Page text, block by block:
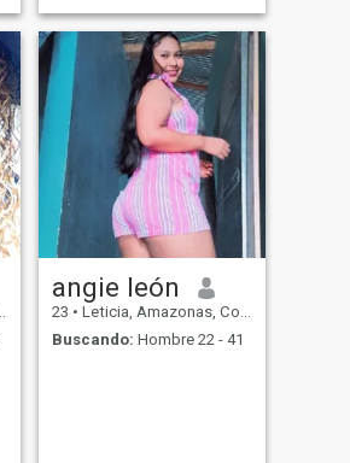
angie león
23 • Leticia, Amazonas, Colombia
Buscando: Hombre 22 - 41